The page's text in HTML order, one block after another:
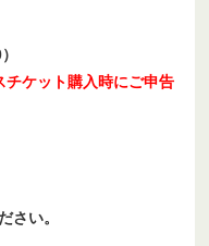
ケット購入時にご申告
さい。